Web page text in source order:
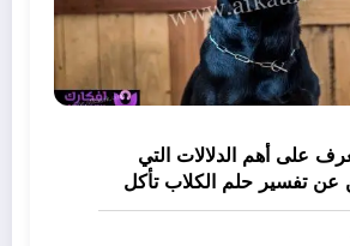
على أهم الدلالات التي
عن تفسير حلم الكلاب تأكل